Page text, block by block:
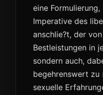
eine
Imperative des
anschlie?t, der
Bestleistungen in
sondern auch,
begehrenswert zu
sexuelle